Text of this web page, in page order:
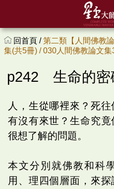
回首頁 /第二類【人間佛教
集(共5冊) /030人間佛教論文集
p242 生命的密
人，生從哪裡來？死
有沒有來世？生命究
很想了解的問題。
本文分別就佛教和科
用、理四個層面，來